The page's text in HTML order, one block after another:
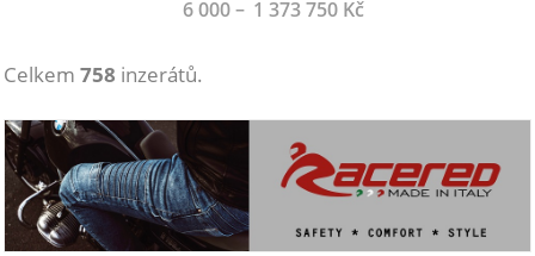
6 000 1 373 750 Kč
Celkem 758 inzerátů.